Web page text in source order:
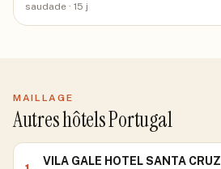
saudade · 15 j
MAILLAGE
Autres hôtels Portugal
VILA GALE HOTEL SANTA CRUZ